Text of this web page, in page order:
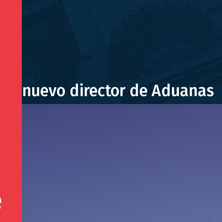
nuevo director de Aduanas